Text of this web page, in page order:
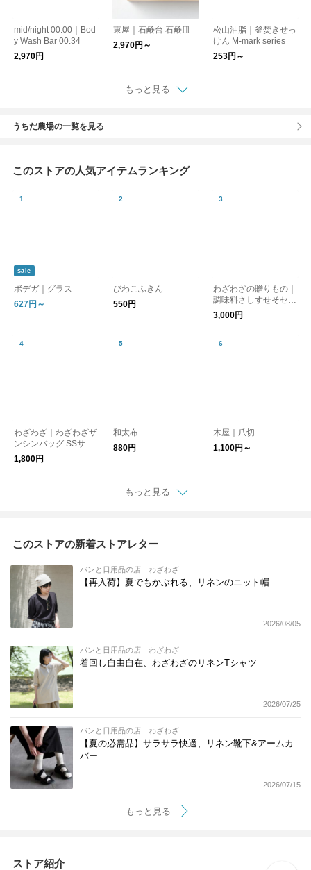
mid/night 00.00｜Bod
y Wash Bar 00.34
2,970円
東屋｜石鹸台 石鹸皿
2,970円～
松山油脂｜釜焚きせっ
けん M-mark series
253円～
もっと見る
うちだ農場の一覧を見る
このストアの人気アイテムランキング
sale
ボデガ｜グラス
627円～
びわこふきん
550円
わざわざの贈りもの｜
調味料さしすせそセッ
ト【ギフト】
3,000円
わざわざ｜わざわざザ
ンシンバッグ SSサイ
ズ 【エコバッグ】
【バッグ】
1,800円
和太布
880円
木屋｜爪切
1,100円～
もっと見る
このストアの新着ストアレター
パンと日用品の店 わざわざ
【再入荷】夏でもかぶれる、リネンのニット帽
2026/08/05
パンと日用品の店 わざわざ
着回し自由自在、わざわざのリネンTシャツ
2026/07/25
パンと日用品の店 わざわざ
【夏の必需品】サラサラ快適、リネン靴下&アームカ
バー
2026/07/15
もっと見る
ストア紹介